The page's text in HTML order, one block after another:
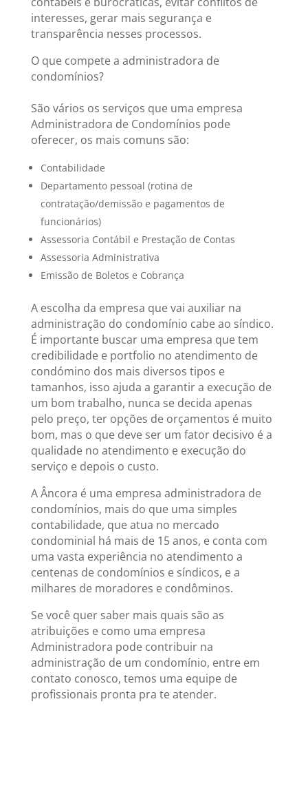
interesses, gerar mais segurança e
transparência nesses processos.
O que compete a administradora de
condomínios?
São vários os serviços que uma empresa
Administradora de Condomínios pode
oferecer, os mais comuns são:
Contabilidade
Departamento pessoal (rotina de
contratação/demissão e pagamentos de
funcionários)
Assessoria Contábil e Prestação de Contas
Assessoria Administrativa
Emissão de Boletos e Cobrança
A escolha da empresa que vai auxiliar na
administração do condomínio cabe ao síndico.
É importante buscar uma empresa que tem
credibilidade e portfolio no atendimento de
condómino dos mais diversos tipos e
tamanhos, isso ajuda a garantir a execução de
um bom trabalho, nunca se decida apenas
pelo preço, ter opções de orçamentos é muito
bom, mas o que deve ser um fator decisivo é a
qualidade no atendimento e execução do
serviço e depois o custo.
A Âncora é uma empresa administradora de
condomínios, mais do que uma simples
contabilidade, que atua no mercado
condominial há mais de 15 anos, e conta com
uma vasta experiência no atendimento a
centenas de condomínios e síndicos, e a
milhares de moradores e condôminos.
Se você quer saber mais quais são as
atribuições e como uma empresa
Administradora pode contribuir na
administração de um condomínio, entre em
contato conosco, temos uma equipe de
profissionais pronta pra te atender.